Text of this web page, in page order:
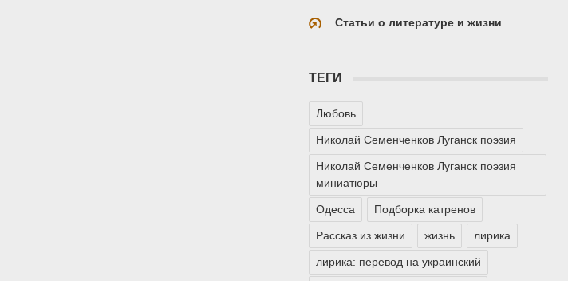
Статьи о литературе и жизни
ТЕГИ
Любовь
Николай Семенченков Луганск поэзия
Николай Семенченков Луганск поэзия
миниатюры
Одесса Подборка катренов
Рассказ из жизни жизнь лирика
лирика: перевод на украинский